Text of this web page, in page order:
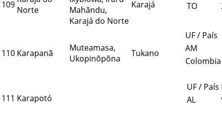
109 Norte
Mahãndu,
Karajá do Norte
Karajá TO
110 Karapanã
Muteamasa,
Ukopinõpõna
Tukano
UF / País
AM
Colombia
111 Karapotó
UF / País
AL